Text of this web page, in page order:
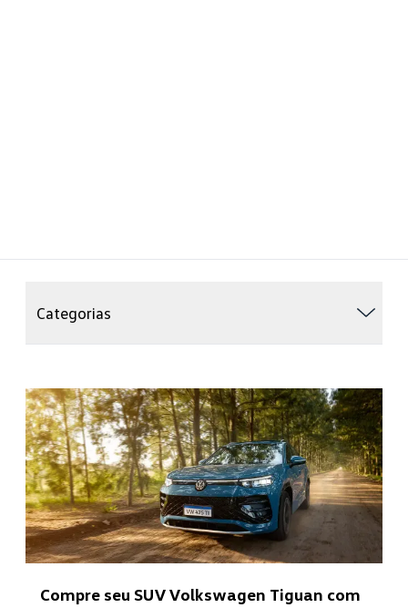
Categorias
Compre seu SUV Volkswagen Tiguan com